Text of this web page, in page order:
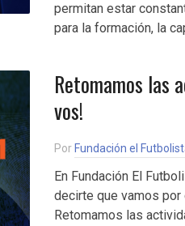
permitan estar
para la formación, la
Retomamos las
vos!
Por Fundación el
En Fundación El
decirte que vamos por
Retomamos las